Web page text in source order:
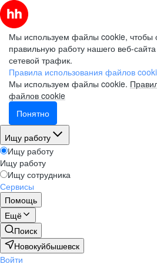
Мы используем файлы cookie, чтобы
правильную работу нашего веб-
сетевой трафик.
Правила использования файлов
Мы используем файлы cookie.
файлов cookie
Понятно
Ищу работу
Ищу работу
Ищу работу
Ищу сотрудника
Сервисы
Помощь
Ещё
Поиск
Новокуйбышевск
Войти